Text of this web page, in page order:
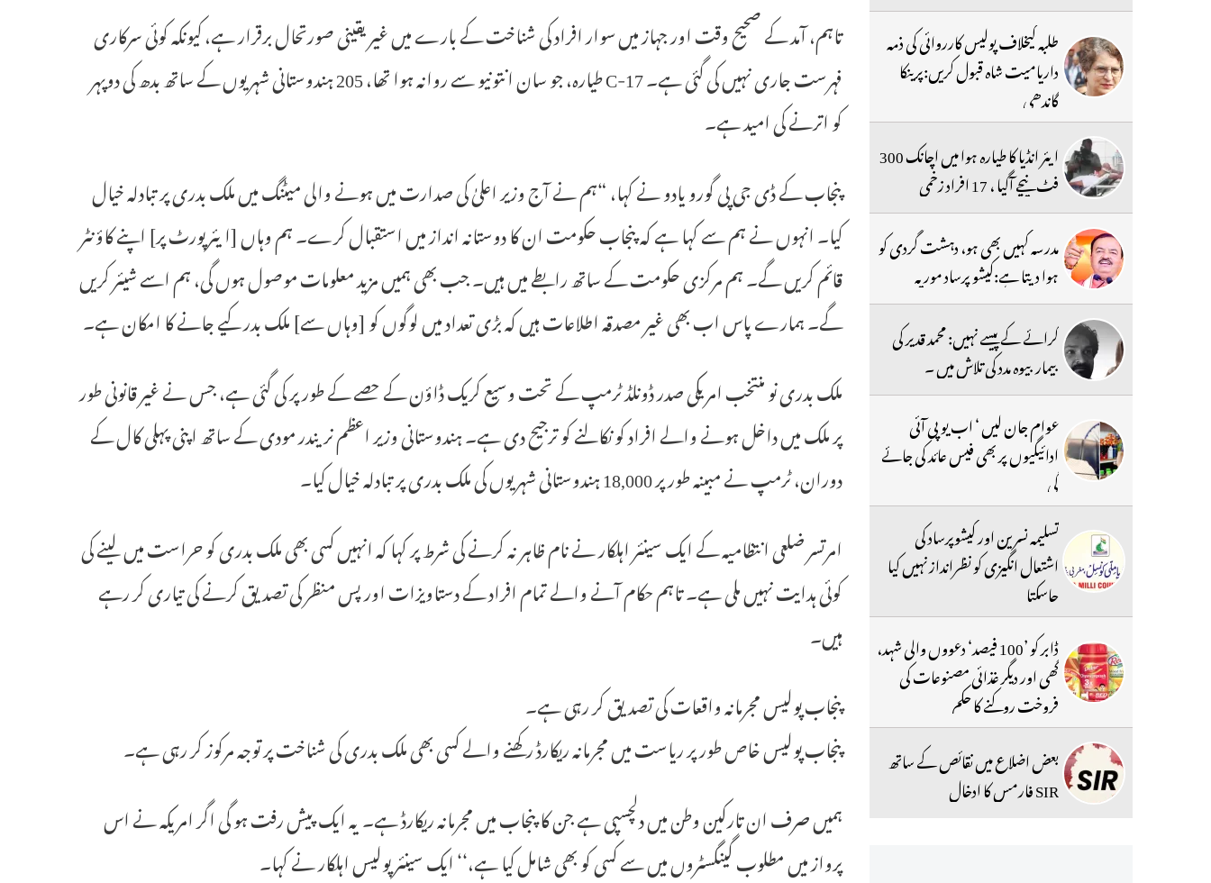
تاہم، آمد کے صحیح وقت اور جہاز میں سوار افراد کی شناخت کے بارے میں غیر یقینی صورتحال برقرار ہے، کیونکہ کوئی سرکاری
فہرست جاری نہیں کی گئی ہے۔ C-17 طیارہ، جو سان انتونیو سے روانہ ہوا تھا، 205 ہندوستانی شہریوں کے ساتھ بدھ کی دوپہر
کو اترنے کی امید ہے۔
پنجاب کے ڈی جی پی گورو یادو نے کہا، “ہم نے آج وزیر اعلیٰ کی صدارت میں ہونے والی میٹنگ میں ملک بدری پر تبادلہ خیال
کیا۔ انہوں نے ہم سے کہا ہے کہ پنجاب حکومت ان کا دوستانہ انداز میں استقبال کرے۔ ہم وہاں [ایئرپورٹ پر] اپنے کاؤنٹر
قائم کریں گے۔ ہم مرکزی حکومت کے ساتھ رابطے میں ہیں۔ جب بھی ہمیں مزید معلومات موصول ہوں گی، ہم اسے شیئر کریں
گے۔ ہمارے پاس اب بھی غیر مصدقہ اطلاعات ہیں کہ بڑی تعداد میں لوگوں کو [وہاں سے] ملک بدر کیے جانے کا امکان ہے۔
ملک بدری نو منتخب امریکی صدر ڈونلڈ ٹرمپ کے تحت وسیع کریک ڈاؤن کے حصے کے طور پر کی گئی ہے، جس نے غیر قانونی طور
پر ملک میں داخل ہونے والے افراد کو نکالنے کو ترجیح دی ہے۔ ہندوستانی وزیر اعظم نریندر مودی کے ساتھ اپنی پہلی کال کے
دوران، ٹرمپ نے مبینہ طور پر 18,000 ہندوستانی شہریوں کی ملک بدری پر تبادلہ خیال کیا۔
امرتسر ضلعی انتظامیہ کے ایک سینئر اہلکار نے نام ظاہر نہ کرنے کی شرط پر کہا کہ انہیں کسی بھی ملک بدری کو حراست میں لینے کی
کوئی ہدایت نہیں ملی ہے۔ تاہم حکام آنے والے تمام افراد کے دستاویزات اور پس منظر کی تصدیق کرنے کی تیاری کر رہے
ہیں۔
پنجاب پولیس مجرمانہ واقعات کی تصدیق کر رہی ہے۔
پنجاب پولیس خاص طور پر ریاست میں مجرمانہ ریکارڈ رکھنے والے کسی بھی ملک بدری کی شناخت پر توجہ مرکوز کر رہی ہے۔
ہمیں صرف ان تارکین وطن میں دلچسپی ہے جن کا پنجاب میں مجرمانہ ریکارڈ ہے۔ یہ ایک پیش رفت ہو گی اگر امریکہ نے اس
پرواز میں مطلوب گینگسٹروں میں سے کسی کو بھی شامل کیا ہے،‘‘ ایک سینئر پولیس اہلکار نے کہا۔
طلبہ کیخلاف پولیس کارروائی کی ذمہ
داریامیت شاہ قبول کریں:پرینکا
گاندھی
ایئر انڈیا کا طیارہ ہوا میں اچانک 300
فٹ نیچے آگیا ، 17 افراد زخمی
مدرسہ کہیں بھی ہو، دہشت گردی کو
ہوا دیتا ہے:کیشو پرساد موریہ
کرائے کے پیسے نہیں: محمد قدیر کی
بیمار بیوہ مدد کی تلاش میں ۔
عوام جان لیں ‘ اب یو پی آئی
ادائیگیوں پر بھی فیس عائد کی جائے
گی
تسلیمہ نسرین اور کیشوپرساد کی
اشتعال انگیزی کو نظرانداز نہیں کیا
جاسکتا
ڈابر کو ’100 فیصد‘ دعووں والی شہد،
گھی اور دیگر غذائی مصنوعات کی
فروخت روکنے کا حکم
بعض اضلاع میں نقائص کے ساتھ
SIR فارمس کا ادخال